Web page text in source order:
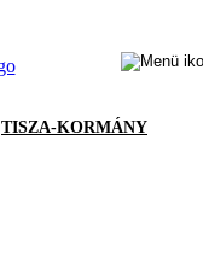
TISZA-KORMÁNY